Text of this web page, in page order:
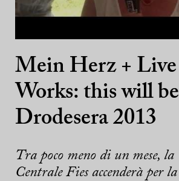
Mein Herz + Live
Works: this will be
Drodesera 2013
Tra poco meno di un mese, la
Centrale Fies accenderà per la